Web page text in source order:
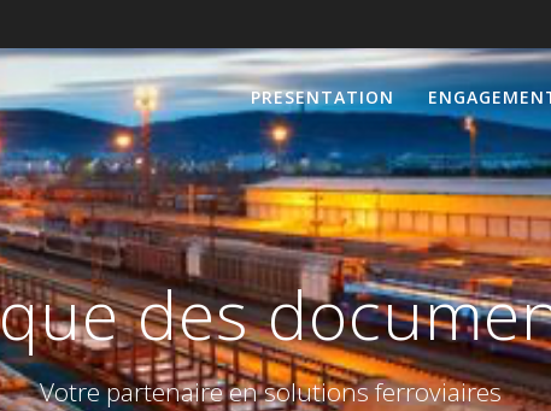
PRESENTATION
des
Votre partenaire en solutions ferroviaires